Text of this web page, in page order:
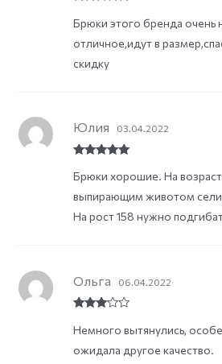
of 5
Брюки этого бренда очень
отличное,идут в
скидку
of 5
Юлия 03.04.2022
Брюки хорошие. На
выпирающим животом
На рост 158 нужно
out of
Ольга 06.04.2022
Немного вытянулись,
ожидала другое качество.